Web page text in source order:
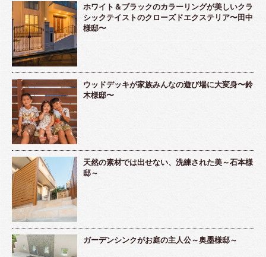
ホワイト＆ブラックのカラーリングが美しいクラ
シックテイストのクローズドエクステリア〜田中
様邸〜
ウッドデッキが家族みんなの遊び場に大変身〜鈴
木様邸〜
天然の素材では出せない、洗練された美～石本様
邸～
ガーデンシンクがお庭の主人公～奥墨様邸～